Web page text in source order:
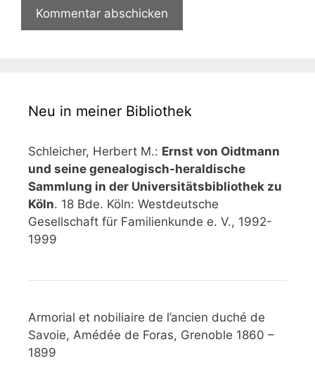
Neu in meiner Bibliothek
Schleicher, Herbert M.: Ernst von Oidtmann
und seine genealogisch-heraldische
Sammlung in der Universitätsbibliothek zu
Köln. 18 Bde. Köln: Westdeutsche
Gesellschaft für Familienkunde e. V., 1992-
1999
Armorial et nobiliaire de l’ancien duché de
Savoie, Amédée de Foras, Grenoble 1860 –
1899